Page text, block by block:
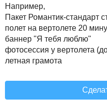
Например,
Пакет Романтик-стандарт
полет на вертолете 20
баннер "Я тебя люблю"
фотосессия у вертолета
летная грамота